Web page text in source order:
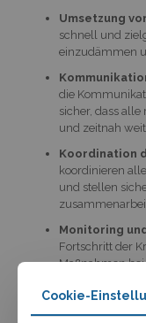
Umsetzung
schnell und
einzudämmen
die
sicher, dass
und zeitnah
Koordination
koordinieren
und stellen
Monitoring
Fortschritt der
Maßnahmen
dokumentieren
Cookie-